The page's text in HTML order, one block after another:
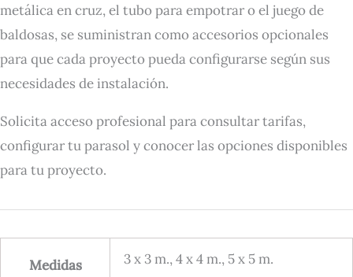
metálica en cruz, el tubo para empotrar o el juego de
baldosas, se suministran como accesorios opcionales
para que cada proyecto pueda configurarse según sus
necesidades de instalación.
Solicita acceso profesional para consultar tarifas,
configurar tu parasol y conocer las opciones disponibles
para tu proyecto.
Medidas 3 x 3 m., 4 x 4 m., 5 x 5 m.